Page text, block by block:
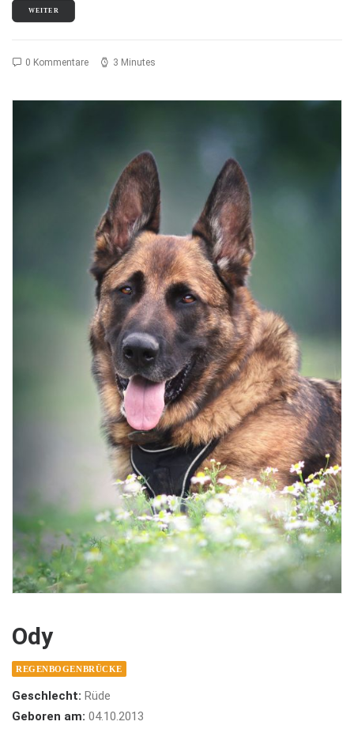
WEITER
0 Kommentare 3 Minutes
Ody
REGENBOGENBRÜCKE
Geschlecht: Rüde
Geboren am: 04.10.2013